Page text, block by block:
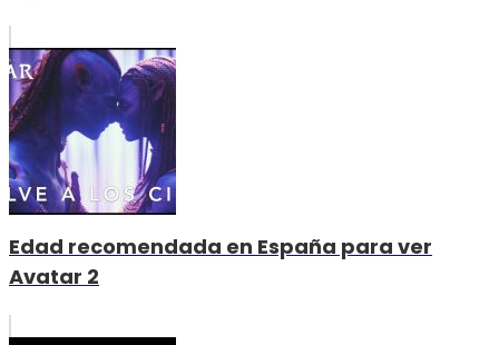
Edad recomendada en España para ver
Avatar 2